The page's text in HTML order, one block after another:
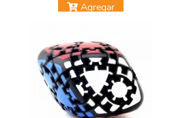
Agregar